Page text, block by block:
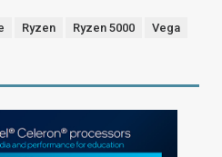
Ryzen Ryzen 5000
Vega